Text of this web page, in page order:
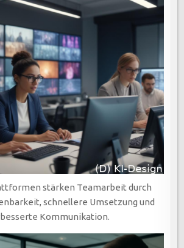
stärken Teamarbeit durch
schnellere Umsetzung und
Kommunikation.